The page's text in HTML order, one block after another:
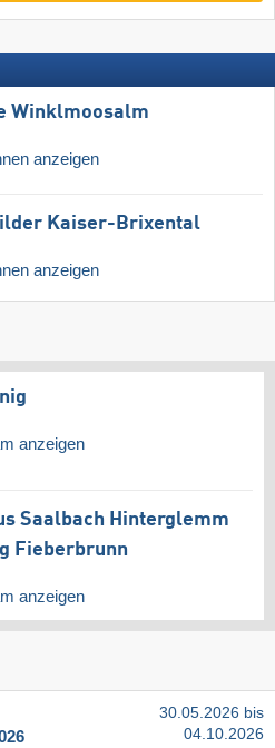
Winklmoosalm
anzeigen
Kaiser-Brixental
anzeigen
anzeigen
Saalbach Hinterglemm
Fieberbrunn
anzeigen
30.05.2026 bis
04.10.2026